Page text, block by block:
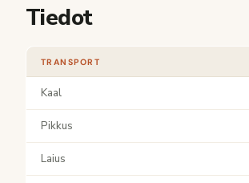
Tiedot
TRANSPORT
Kaal
Pikkus
Laius